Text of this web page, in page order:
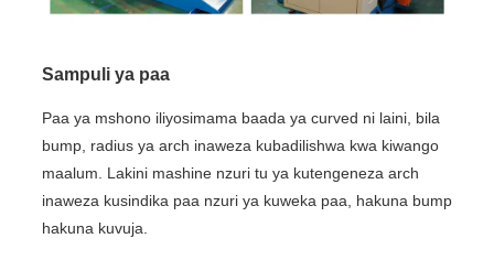
Sampuli ya paa
Paa ya mshono iliyosimama baada ya curved ni laini, bila
bump, radius ya arch inaweza kubadilishwa kwa kiwango
maalum. Lakini mashine nzuri tu ya kutengeneza arch
inaweza kusindika paa nzuri ya kuweka paa, hakuna bump
hakuna kuvuja.